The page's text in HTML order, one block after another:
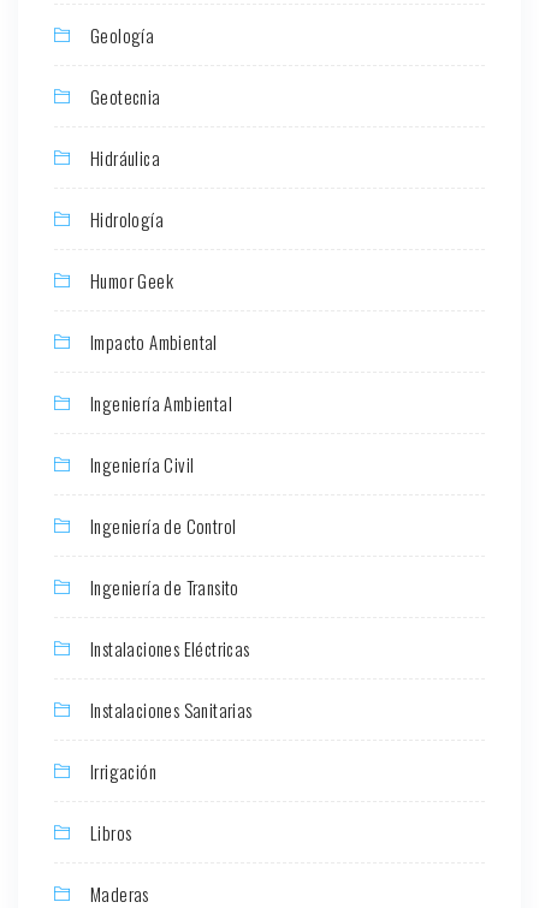
Geología
Geotecnia
Hidráulica
Hidrología
Humor Geek
Impacto Ambiental
Ingeniería Ambiental
Ingeniería Civil
Ingeniería de Control
Ingeniería de Transito
Instalaciones Eléctricas
Instalaciones Sanitarias
Irrigación
Libros
Maderas